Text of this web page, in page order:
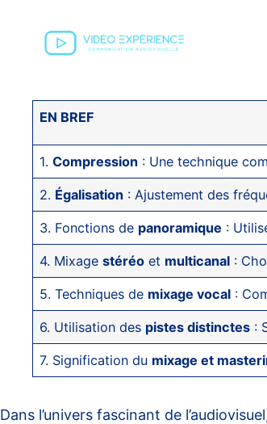
EN BREF
1.Compression : Une technique
2. Égalisation : Ajustement des
3. Fonctions de panoramique :
4. Mixagestéréo et multicanal :
5. Techniques de mixage vocal :
6. Utilisation des pistes distinctes :
7. Signification du mixage et
Dans l’univers fascinant de